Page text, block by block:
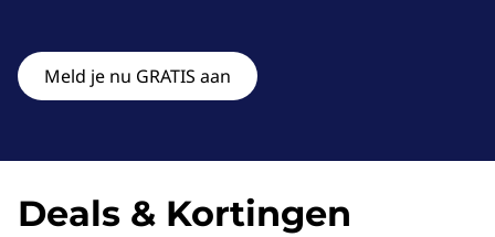
n
t
o
Meld je nu GRATIS aan
Deals & Kortingen